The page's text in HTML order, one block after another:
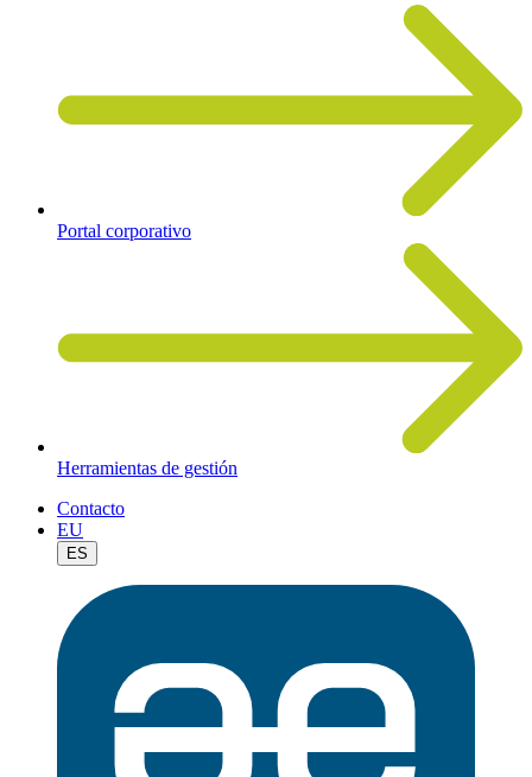
Portal corporativo
Herramientas de gestión
Contacto
EU
ES